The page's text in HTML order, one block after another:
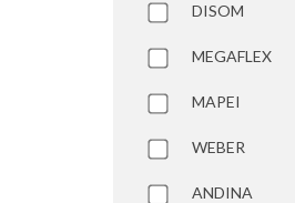
DISOM
MEGAFLEX
MAPEI
WEBER
ANDINA